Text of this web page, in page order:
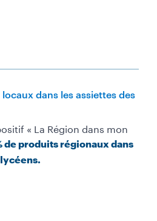
dans les assiettes des
« La Région dans mon
de produits régionaux dans